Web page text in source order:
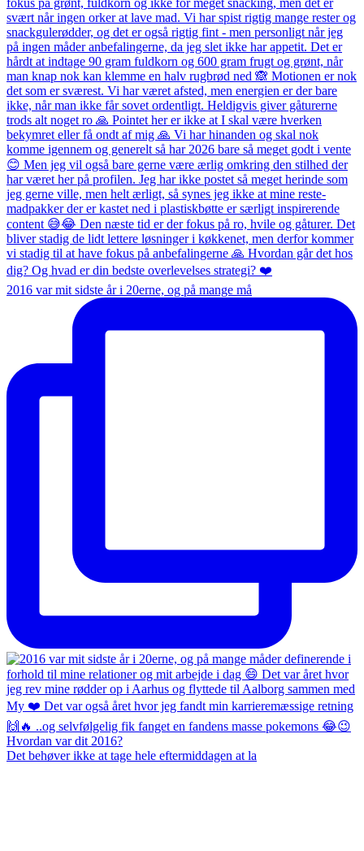
2016 var mit sidste år i 20erne, og på mange må
Det behøver ikke at tage hele eftermiddagen at la